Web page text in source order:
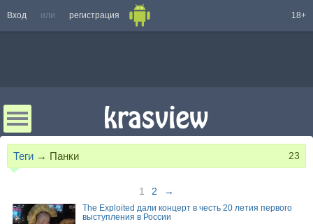
Вход или регистрация 18+
Теги → Панки 23
1 2 →
The Exploited дали концерт в честь 20 летия первого
выступления в России